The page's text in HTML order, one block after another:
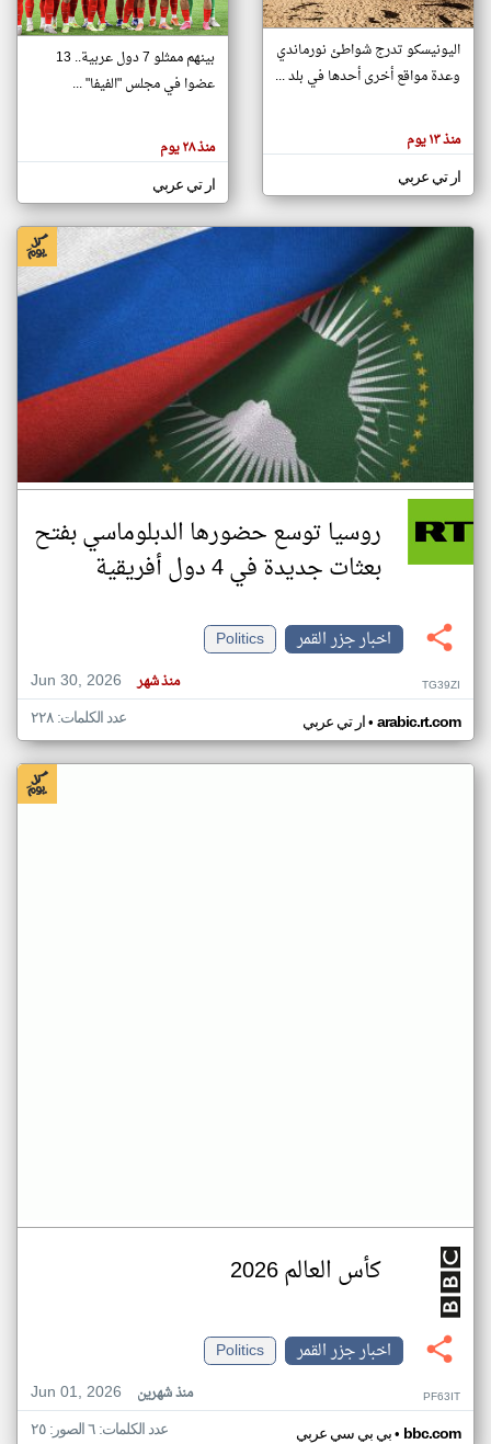
تغيير الدولة
اخبار جزر القمر على مدار الساعة
أهم اخبار جزر القمر العاجلة والمباشرة
هنا عن
وجهة
كاتبيها.
اليونيسكو تدرج شواطئ نورماندي
وعدة مواقع أخرى أحدها في بلد ...
منذ ١٣ يوم
ار تي عربي
بينهم ممثلو 7 دول عربية.. 13
عضوا في مجلس "الفيفا" ...
منذ ٢٨ يوم
ار تي عربي
روسيا توسع حضورها الدبلوماسي بفتح
بعثات جديدة في 4 دول أفريقية
اخبار جزر القمر
Politics
Jun 30, 2026
منذ شهر TG39ZI
ار تي عربي• arabic.rt.com عدد الكلمات: ٢٢٨
كأس العالم 2026
اخبار جزر القمر
Politics
Jun 01, 2026
منذ شهرين PF63IT
بي بي سي عربي• bbc.com عدد الكلمات: ٦ الصور: ٢٥
klyoum.com